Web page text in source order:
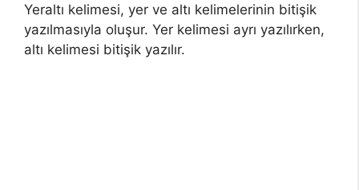
Yeraltı kelimesi, yer ve altı kelimelerinin bitişik
yazılmasıyla oluşur. Yer kelimesi ayrı yazılırken,
altı kelimesi bitişik yazılır.